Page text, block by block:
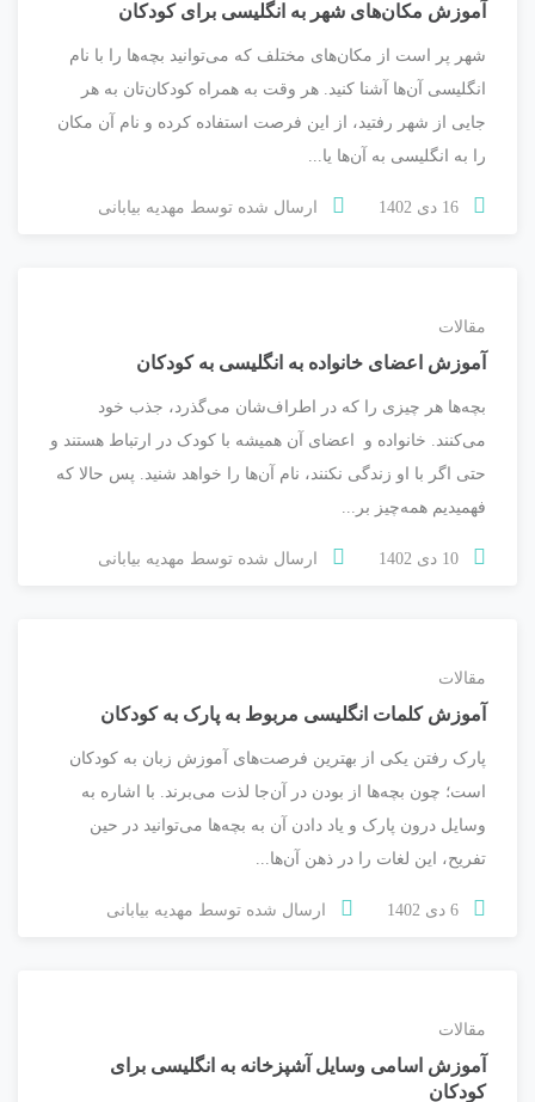
آموزش مکان‌های شهر به انگلیسی برای کودکان
شهر پر است از مکان‌های مختلف که می‌توانید بچه‌ها را با نام
انگلیسی آن‌ها آشنا کنید. هر وقت به همراه کودکان‌تان به هر
جایی از شهر رفتید، از این فرصت استفاده کرده و نام آن مکان
را به انگلیسی به آن‌ها یا...
ارسال شده توسط مهدیه بیابانی
مقالات
آموزش اعضای خانواده به انگلیسی به کودکان
بچه‌ها هر چیزی را که در اطراف‌شان می‌گذرد، جذب خود
می‌کنند. خانواده و اعضای آن همیشه با کودک در ارتباط هستند و
حتی اگر با او زندگی نکنند، نام آن‌ها را خواهد شنید. پس حالا که
فهمیدیم همه‌چیز بر...
ارسال شده توسط مهدیه بیابانی
مقالات
آموزش کلمات انگلیسی مربوط به پارک به کودکان
پارک رفتن یکی از بهترین فرصت‌های آموزش زبان به کودکان
است؛ چون بچه‌ها از بودن در آن‌جا لذت می‌برند. با اشاره به
وسایل درون پارک و یاد دادن آن به بچه‌ها می‌توانید در حین
تفریح، این لغات را در ذهن آن‌ها...
ارسال شده توسط مهدیه بیابانی
مقالات
آموزش اسامی وسایل آشپزخانه به انگلیسی برای
کودکان